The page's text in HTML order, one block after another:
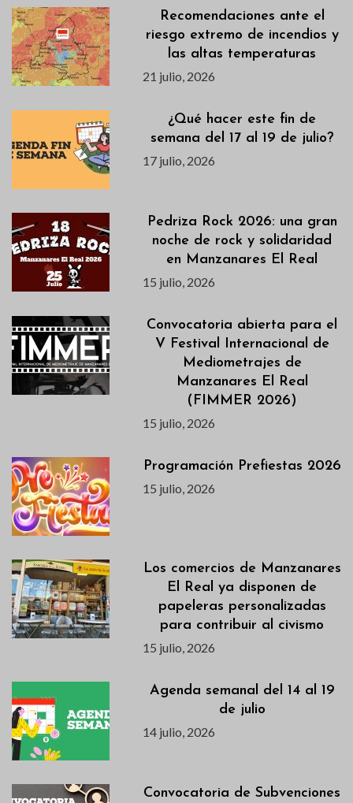
Recomendaciones ante el
riesgo extremo de incendios y
las altas temperaturas
21 julio, 2026
¿Qué hacer este fin de
semana del 17 al 19 de julio?
17 julio, 2026
Pedriza Rock 2026: una gran
noche de rock y solidaridad
en Manzanares El Real
15 julio, 2026
Convocatoria abierta para el
V Festival Internacional de
Mediometrajes de
Manzanares El Real
(FIMMER 2026)
15 julio, 2026
Programación Prefiestas 2026
15 julio, 2026
Los comercios de Manzanares
El Real ya disponen de
papeleras personalizadas
para contribuir al civismo
15 julio, 2026
Agenda semanal del 14 al 19
de julio
14 julio, 2026
Convocatoria de Subvenciones